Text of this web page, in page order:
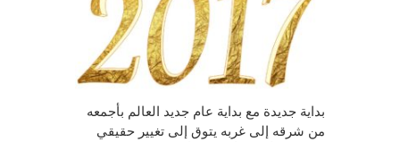
بداية جديدة مع بداية عام جديد العالم بأجمعه
من شرقه إلى غربه يتوق إلى تغيير حقيقي